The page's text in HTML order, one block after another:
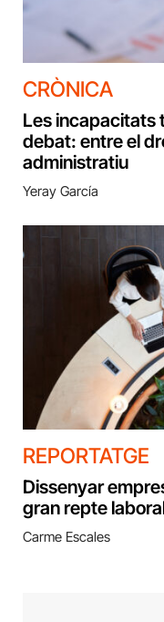
CRÒNICA
Les incapacitats
debat: entre el
administratiu
Yeray García
REPORTATGE
Dissenyar
gran repte
Carme Escales